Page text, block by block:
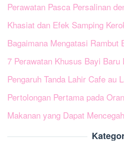
Perawatan Pasca Persalinan
Khasiat dan Efek Samping
Bagaimana Mengatasi Rambut
7 Perawatan Khusus Bayi Baru
Pengaruh Tanda Lahir Cafe au
Pertolongan Pertama pada
Makanan yang Dapat